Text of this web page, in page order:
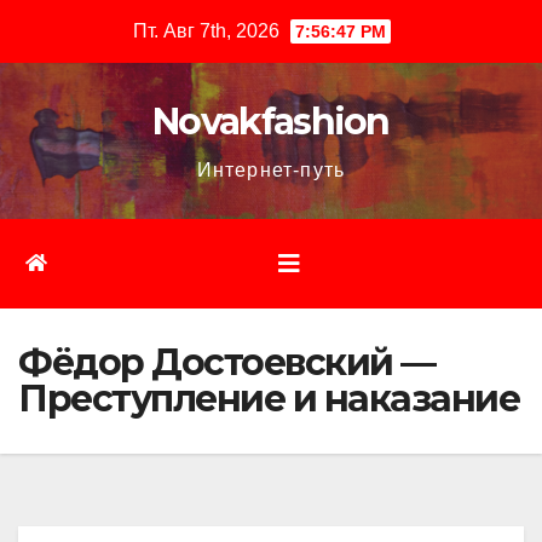
содержимому
Пт. Авг 7th, 2026 7:56:48 PM
Novakfashion
Интернет-путь
Фёдор Достоевский —
Преступление и наказание